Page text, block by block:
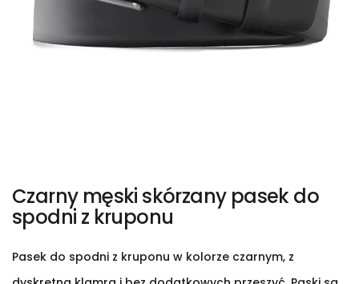
Czarny męski skórzany pasek do
spodni z kruponu
Pasek do spodni z kruponu w kolorze czarnym, z